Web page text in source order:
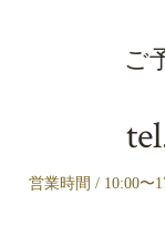
ご
営業時間 / 10:00〜